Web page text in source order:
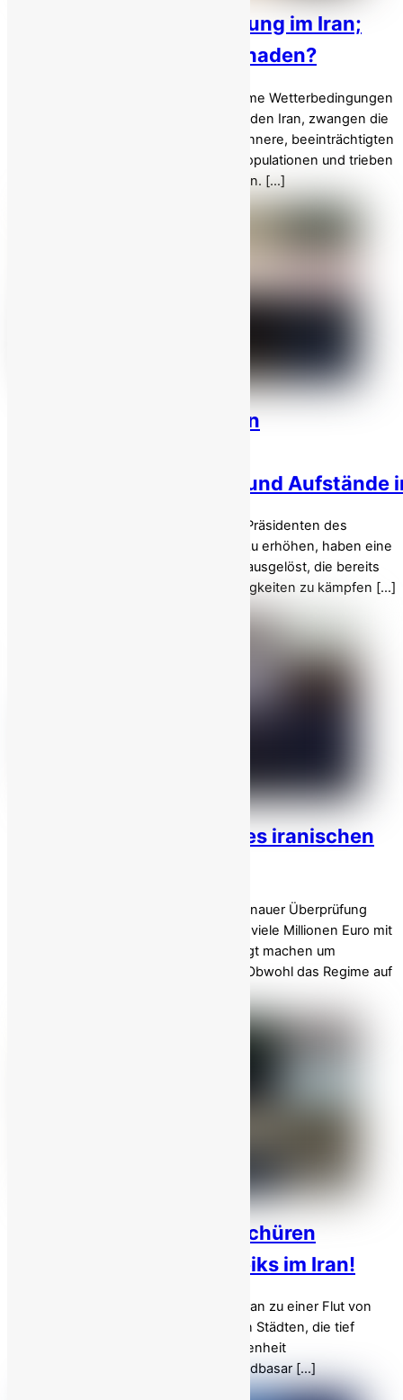
Klimawandel oder Regierung im Iran;
Was verursacht mehr Schaden?
Dürre, Überschwemmungen und extreme Wetterbedingungen
hatten verheerende Auswirkungen auf den Iran, zwangen die
Menschen zur Umsiedlung ins Landesinnere, beeinträchtigten
eine der weltweit größten Flüchtlingspopulationen und trieben
wahrscheinlich die Auswanderung voran. […]
Die Wirtschaftspolitik von
Katalysator für Unruhen und Aufstände
Die jüngsten Bemühungen des neuen Präsidenten des
iranischen Regimes, die Benzinpreise zu erhöhen, haben eine
Welle der Besorgnis unter den Iranern ausgelöst, die bereits
mit schweren wirtschaftlichen Schwierigkeiten zu kämpfen […]
Die dunklen Geschäfte des iranischen
Das Kleriker Regime ist Gegenstand genauer Überprüfung
wegen seiner geheimen Verträge über viele Millionen Euro mit
chinesischen Unternehmen, die besorgt machen um
Korruption und fehlende Transparenz. Obwohl das Regime auf
Wirtschaftliche Sorgen schüren
Massenproteste und Streiks im Iran!
Am Montag, dem 29. April, kam es im Iran zu einer Flut von
Protesten und Streiks in verschiedenen Städten, die tief
verwurzelte Missstände und Unzufriedenheit
widerspiegelten.In Teheran trat der Goldbasar […]